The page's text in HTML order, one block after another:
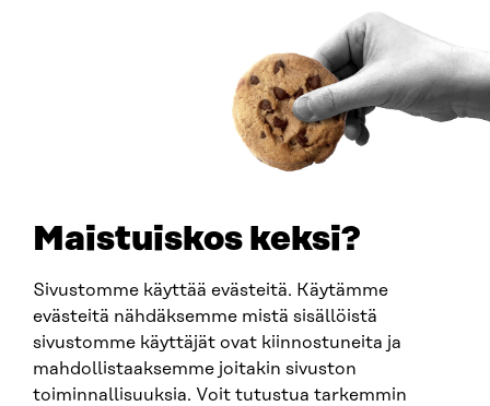
Maistuiskos keksi?
Sivustomme käyttää evästeitä. Käytämme
evästeitä nähdäksemme mistä sisällöistä
sivustomme käyttäjät ovat kiinnostuneita ja
mahdollistaaksemme joitakin sivuston
toiminnallisuuksia. Voit tutustua tarkemmin
Käyttäjien tarpeet keskiöön ja käytännön pilotteja –
Muistio esittää 10 suositusta ekosysteemitilinpidon
ARTIKKELI